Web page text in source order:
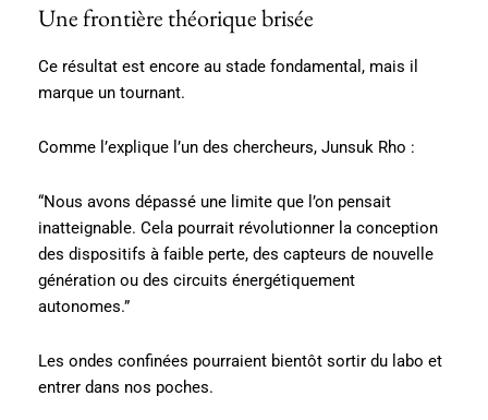
Une frontière théorique brisée
Ce résultat est encore au stade fondamental, mais il
marque un tournant.
Comme l’explique l’un des chercheurs, Junsuk Rho :
“Nous avons dépassé une limite que l’on pensait
inatteignable. Cela pourrait révolutionner la conception
des dispositifs à faible perte, des capteurs de nouvelle
génération ou des circuits énergétiquement
autonomes.”
Les ondes confinées pourraient bientôt sortir du labo et
entrer dans nos poches.